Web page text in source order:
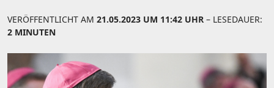
VERÖFFENTLICHT AM 21.05.2023 UM 11:42 UHR – LESEDAUER:
2 MINUTEN